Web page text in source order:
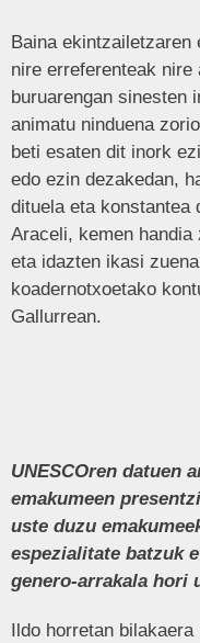
Baina
nire erreferenteak nire
buruarengan sinesten
animatu ninduena
beti esaten dit inork
edo ezin dezakedan,
dituela eta konstantea
Araceli, kemen
eta idazten ikasi
koadernotxoetako
Gallurrean.
UNESCOren datuen
emakumeen
uste duzu
espezialitate batzuk
genero-arrakala hori
Ildo horretan